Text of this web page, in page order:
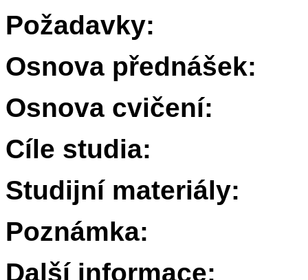
Požadavky:
Osnova přednášek:
Osnova cvičení:
Cíle studia:
Studijní materiály:
Poznámka:
Další informace: